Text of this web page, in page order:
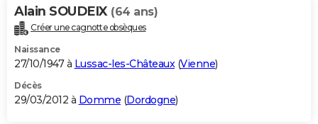
Alain SOUDEIX (64 ans)
Créer une cagnotte obsèques
Naissance
27/10/1947 à Lussac-les-Châteaux(Vienne)
Décès
29/03/2012 à Domme (Dordogne)